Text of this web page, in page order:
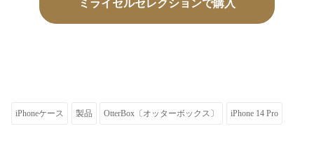
ミライセルセレクションで購入
iPhoneケース 製品 OtterBox〔オッターボックス〕 iPhone 14 Pro